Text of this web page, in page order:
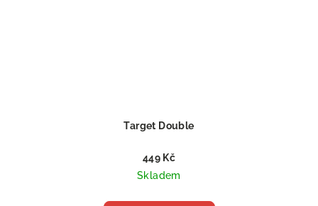
Target Double
449 Kč
Skladem